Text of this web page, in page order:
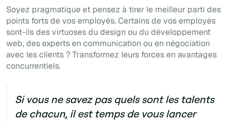
Soyez pragmatique et pensez à tirer le meilleur parti des
points forts de vos employés. Certains de vos employés
sont-ils des virtuoses du design ou du développement
web, des experts en communication ou en négociation
avec les clients ? Transformez leurs forces en avantages
concurrentiels.
Si vous ne savez pas quels sont les talents
de chacun, il est temps de vous lancer